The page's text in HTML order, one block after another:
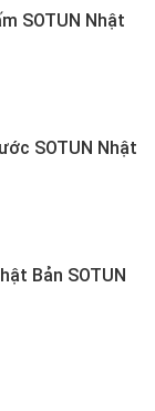
SOTUN Nhật
SOTUN Nhật
Bản SOTUN